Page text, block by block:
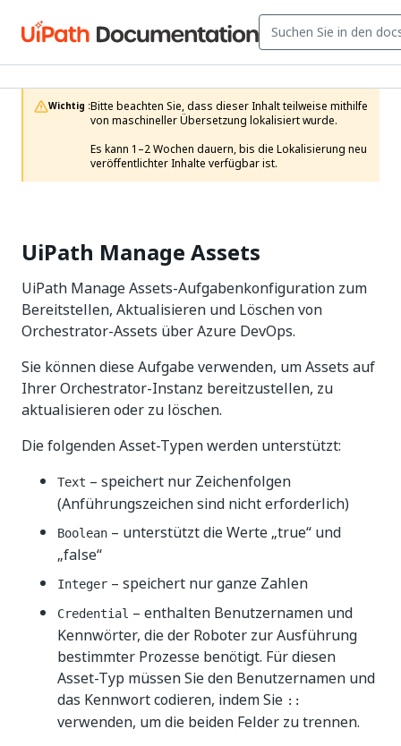
Wichtig :Bitte beachten Sie, dass dieser Inhalt teilweise mithilfe
von maschineller Übersetzung lokalisiert wurde.
Es kann 1–2 Wochen dauern, bis die Lokalisierung neu
veröffentlichter Inhalte verfügbar ist.
UiPath Manage Assets
UiPath Manage Assets-Aufgabenkonfiguration zum
Bereitstellen, Aktualisieren und Löschen von
Orchestrator-Assets über Azure DevOps.
Sie können diese Aufgabe verwenden, um Assets auf
Ihrer Orchestrator-Instanz bereitzustellen, zu
aktualisieren oder zu löschen.
Die folgenden Asset-Typen werden unterstützt:
Text – speichert nur Zeichenfolgen
(Anführungszeichen sind nicht erforderlich)
Boolean – unterstützt die Werte „true“ und
„false“
Integer – speichert nur ganze Zahlen
Credential – enthalten Benutzernamen und
Kennwörter, die der Roboter zur Ausführung
bestimmter Prozesse benötigt. Für diesen
Asset-Typ müssen Sie den Benutzernamen und
das Kennwort codieren, indem Sie ::
verwenden, um die beiden Felder zu trennen.